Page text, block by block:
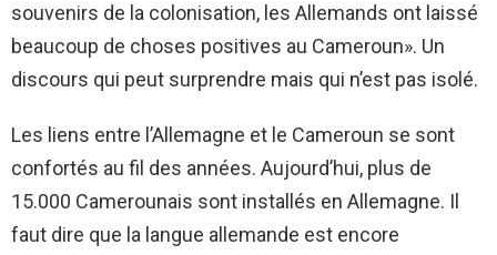
souvenirs de la colonisation, les Allemands ont laissé
beaucoup de choses positives au Cameroun». Un
discours qui peut surprendre mais qui n’est pas isolé.
Les liens entre l’Allemagne et le Cameroun se sont
confortés au fil des années. Aujourd’hui, plus de
15.000 Camerounais sont installés en Allemagne. Il
faut dire que la langue allemande est encore